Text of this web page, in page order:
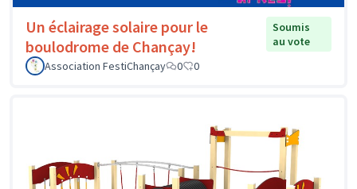
Un éclairage solaire pour le
boulodrome de Chançay!
Soumis
au vote
Association FestiChançay
0 0